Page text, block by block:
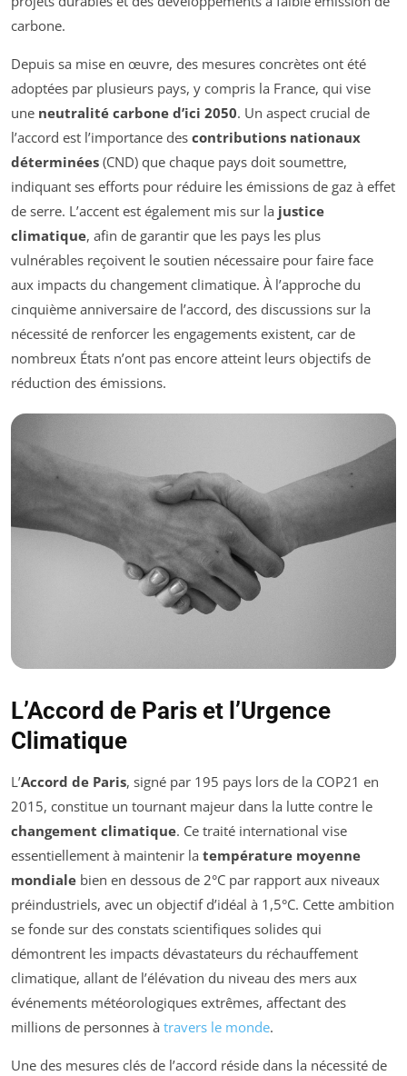
carbone.
Depuis sa mise en œuvre, des mesures concrètes ont été
adoptées par plusieurs pays, y compris la France, qui vise
une neutralité carbone d’ici 2050. Un aspect crucial de
l’accord est l’importance des contributions nationaux
déterminées (CND) que chaque pays doit soumettre,
indiquant ses efforts pour réduire les émissions de gaz à effet
de serre. L’accent est également mis sur la justice
climatique, afin de garantir que les pays les plus
vulnérables reçoivent le soutien nécessaire pour faire face
aux impacts du changement climatique. À l’approche du
cinquième anniversaire de l’accord, des discussions sur la
nécessité de renforcer les engagements existent, car de
nombreux États n’ont pas encore atteint leurs objectifs de
réduction des émissions.
L’Accord de Paris et l’Urgence
Climatique
L’Accord de Paris, signé par 195 pays lors de la COP21 en
2015, constitue un tournant majeur dans la lutte contre le
changement climatique. Ce traité international vise
essentiellement à maintenir la température moyenne
mondiale bien en dessous de 2°C par rapport aux niveaux
préindustriels, avec un objectif d’idéal à 1,5°C. Cette ambition
se fonde sur des constats scientifiques solides qui
démontrent les impacts dévastateurs du réchauffement
climatique, allant de l’élévation du niveau des mers aux
événements météorologiques extrêmes, affectant des
millions de personnes à travers le monde.
Une des mesures clés de l’accord réside dans la nécessité de